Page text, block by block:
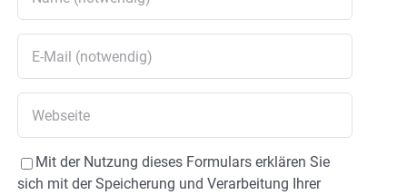
Mit der Nutzung dieses Formulars erklären Sie
sich mit der Speicherung und Verarbeitung Ihrer